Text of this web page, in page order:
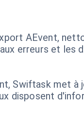
AEvent,
erreurs et les
Swiftask met
disposent